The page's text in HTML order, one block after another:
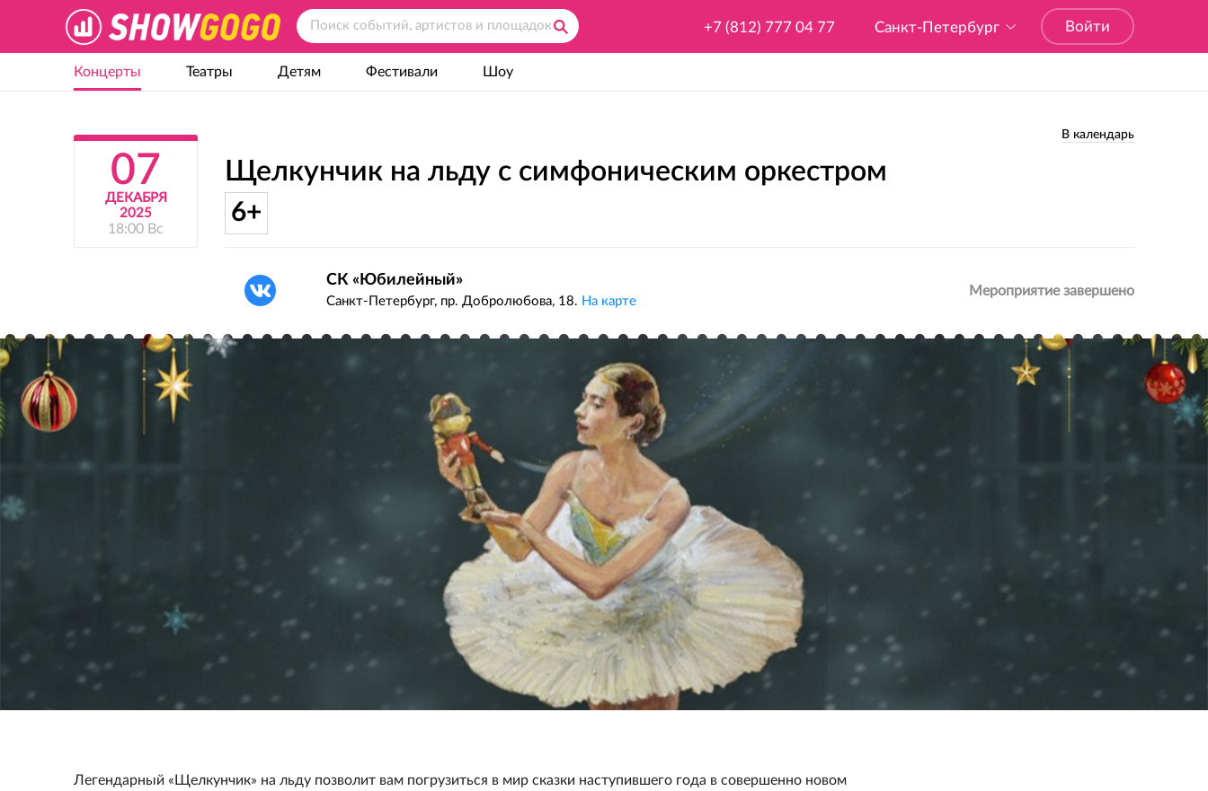
Войти
Санкт-Петербург
+7 (812) 777 04 77
Концерты Театры Детям Фестивали Шоу
В календарь
07
ДЕКАБРЯ
2025
18:00 Вс
Щелкунчик на льду с симфоническим оркестром
6+
СК «Юбилейный»
Санкт-Петербург, пр. Добролюбова, 18. На карте
Мероприятие завершено
Легендарный «Щелкунчик» на льду позволит вам погрузиться в мир сказки наступившего года в совершенно новом